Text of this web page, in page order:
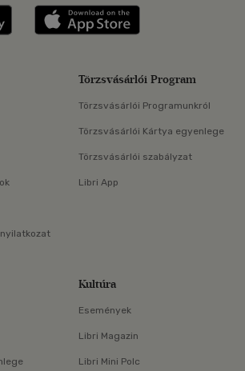
Libri applikáció Szerezd meg: Google
Törzsvásárlói Program
Törzsvásárlói Programunkról
Törzsvásárlói Kártya egyenlege
Törzsvásárlói szabályzat
Libri App
Kultúra
Események
Libri Magazin
Libri Mini Polc